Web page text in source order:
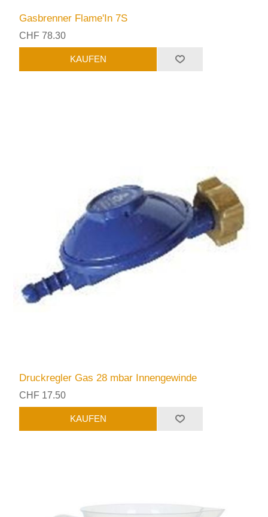
Gasbrenner Flame'In 7S
CHF 78.30
Druckregler Gas 28 mbar Innengewinde
CHF 17.50